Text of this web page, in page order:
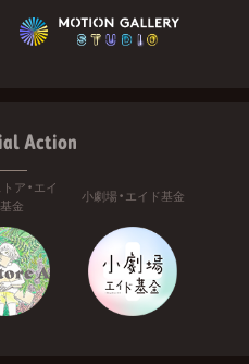
Action
ア・エイ
金
小劇場・エイド基金